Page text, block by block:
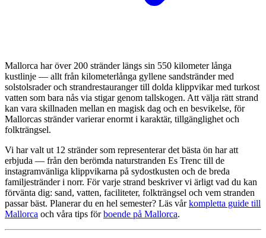
Mallorca har över 200 stränder längs sin 550 kilometer långa
kustlinje — allt från kilometerlånga gyllene sandstränder med
solstolsrader och strandrestauranger till dolda klippvikar med turkost
vatten som bara nås via stigar genom tallskogen. Att välja rätt strand
kan vara skillnaden mellan en magisk dag och en besvikelse, för
Mallorcas stränder varierar enormt i karaktär, tillgänglighet och
folkträngsel.
Vi har valt ut 12 stränder som representerar det bästa ön har att
erbjuda — från den berömda naturstranden Es Trenc till de
instagramvänliga klippvikarna på sydostkusten och de breda
familjestränder i norr. För varje strand beskriver vi ärligt vad du kan
förvänta dig: sand, vatten, faciliteter, folkträngsel och vem stranden
passar bäst. Planerar du en hel semester? Läs vårkompletta guide till
Mallorca och våra tips förboende på Mallorca.